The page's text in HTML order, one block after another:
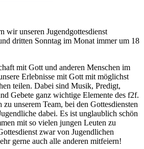
wir unseren Jugendgottesdienst
dritten Sonntag im Monat immer um 18
mit Gott und anderen Menschen im
Erlebnisse mit Gott mit möglichst
teilen. Dabei sind Musik, Predigt,
Gebete ganz wichtige Elemente des f2f.
unserem Team, bei den Gottesdiensten
dabei. Es ist unglaublich schön
mit so vielen jungen Leuten zu
zwar von Jugendlichen
gerne auch alle anderen mitfeiern!